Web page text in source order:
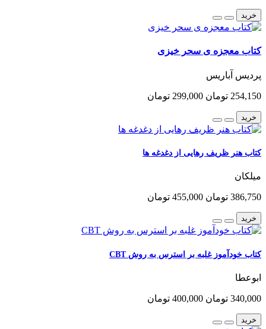
خرید
کتاب معجزه ی سحر خیزی
پردیس آباریس
254,150 تومان 299,000 تومان
خرید
کتاب هنر ظریف رهایی از دغدغه ها
میلکان
386,750 تومان 455,000 تومان
خرید
کتاب خودآموز غلبه بر استرس به روش CBT
ابوعطا
340,000 تومان 400,000 تومان
خرید